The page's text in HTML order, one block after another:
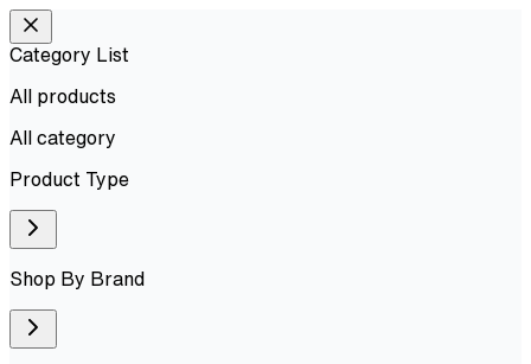
Category List
All products
All category
Product Type
Shop By Brand